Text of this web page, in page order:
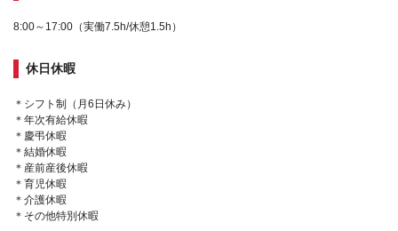
8:00～17:00（実働7.5h/休憩1.5h）
休日休暇
＊シフト制（月6日休み）
＊年次有給休暇
＊慶弔休暇
＊結婚休暇
＊産前産後休暇
＊育児休暇
＊介護休暇
＊その他特別休暇